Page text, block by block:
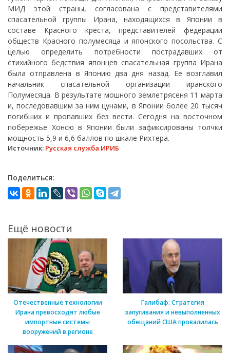
МИД этой страны, согласована с представителями
спасательной группы Ирана, находящихся в Японии в
составе Красного креста, представителей федерации
обществ Красного полумесяца и японского посольства. С
целью определить потребности пострадавших от
стихийного бедствия японцев спасательная группа Ирана
была отправлена в Японию два дня назад. Ее возглавил
начальник спасательной организации иранского
Полумесяца. В результате мошного землетрясеня 11 марта
и, последовавшим за ним цунами, в Японии более 20 тысяч
погибших и пропавших без вести. Сегодня на восточном
побережье Хонсю в Японии были зафиксированы толчки
мощность 5,9 и 6,6 баллов по шкале Рихтера.
Источник: Русская служба ИРИБ
Поделиться:
Ещё новости
Отечественные технологии
Ирана превосходят любые
импортные системы
вооружений в регионе
Галибаф: Стратегия
запугивания и невыполненных
обещаний США провалилась